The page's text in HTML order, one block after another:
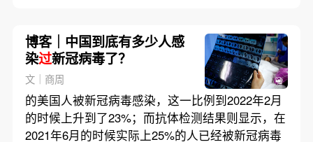
博客｜中国到底有多少人感
染过新冠病毒了？
文｜商周
的美国人被新冠病毒感染，这一比例到2022年2月
的时候上升到了23%；而抗体检测结果则显示，在
2021年6月的时候实际上25%的人已经被新冠病毒